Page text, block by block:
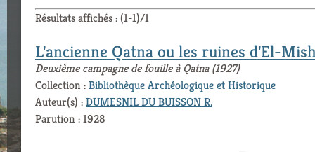
Résultats affichés : (1-1)/1
L'ancienne Qatna ou les ruines d'El-
Deuxième campagne de fouille à Qatna (1927)
Collection :Bibliothèque Archéologique et Historique
Auteur(s) :DUMESNIL DU BUISSON R.
Parution : 1928